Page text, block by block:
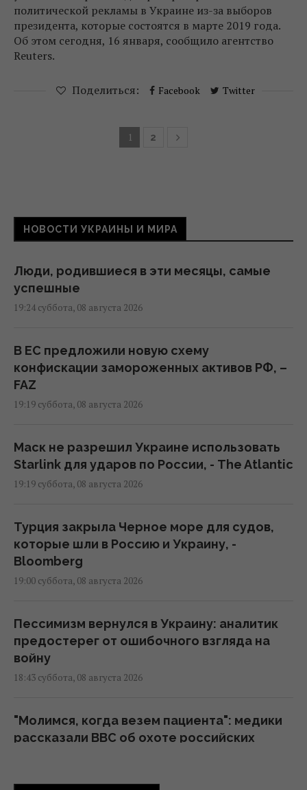
политической рекламы в Украине из-за выборов
президента, которые состоятся в марте 2019 года.
Об этом сегодня, 16 января, сообщило агентство
Reuters.
Поделиться: Facebook Twitter
1 2
НОВОСТИ УКРАИНЫ И МИРА
Люди, родившиеся в эти месяцы, самые
успешные
19:24 суббота, 08 августа 2026
В ЕС предложили новую схему
конфискации замороженных активов РФ, –
FAZ
19:19 суббота, 08 августа 2026
Маск не разрешил Украине использовать
Starlink для ударов по России, - The Atlantic
19:19 суббота, 08 августа 2026
Турция закрыла Черное море для судов,
которые шли в Россию и Украину, -
Bloomberg
19:00 суббота, 08 августа 2026
Пессимизм вернулся в Украину: аналитик
предостерег от ошибочного взгляда на
войну
18:43 суббота, 08 августа 2026
"Молимся, когда везем пациента": медики
рассказали BBC об охоте российских